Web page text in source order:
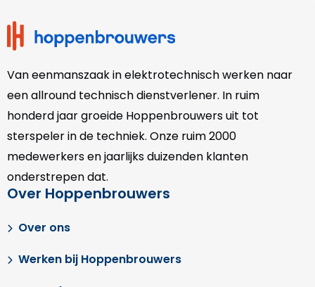
Van eenmanszaak in elektrotechnisch werken naar
een allround technisch dienstverlener. In ruim
honderd jaar groeide Hoppenbrouwers uit tot
sterspeler in de techniek. Onze ruim 2000
medewerkers en jaarlijks duizenden klanten
onderstrepen dat.
Over Hoppenbrouwers
Over ons
Werken bij Hoppenbrouwers